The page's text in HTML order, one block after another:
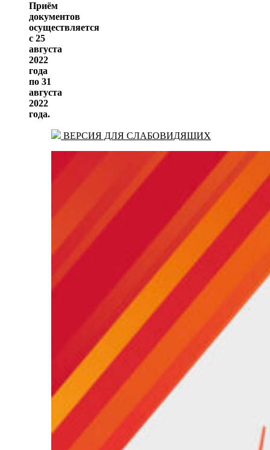
Приём
документов
осуществляется
с 25
августа
2022
года
по 31
августа
2022
года.
ВЕРСИЯ ДЛЯ СЛАБОВИДЯЩИХ